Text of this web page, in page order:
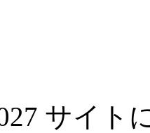
サイト